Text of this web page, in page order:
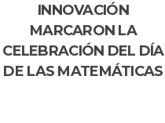
INNOVACIÓN
MARCARON LA
CELEBRACIÓN DEL DÍA
DE LAS MATEMÁTICAS